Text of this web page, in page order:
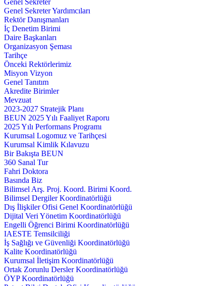
Genel Sekreter
Genel Sekreter Yardımcıları
Rektör Danışmanları
İç Denetim Birimi
Daire Başkanları
Organizasyon Şeması
Tarihçe
Önceki Rektörlerimiz
Misyon Vizyon
Genel Tanıtım
Akredite Birimler
Mevzuat
2023-2027 Stratejik Planı
BEUN 2025 Yılı Faaliyet Raporu
2025 Yılı Performans Programı
Kurumsal Logomuz ve Tarihçesi
Kurumsal Kimlik Kılavuzu
Bir Bakışta BEUN
360 Sanal Tur
Fahri Doktora
Basında Biz
Bilimsel Arş. Proj. Koord. Birimi Koord.
Bilimsel Dergiler Koordinatörlüğü
Dış İlişkiler Ofisi Genel Koordinatörlüğü
Dijital Veri Yönetim Koordinatörlüğü
Engelli Öğrenci Birimi Koordinatörlüğü
IAESTE Temsilciliği
İş Sağlığı ve Güvenliği Koordinatörlüğü
Kalite Koordinatörlüğü
Kurumsal İletişim Koordinatörlüğü
Ortak Zorunlu Dersler Koordinatörlüğü
ÖYP Koordinatörlüğü